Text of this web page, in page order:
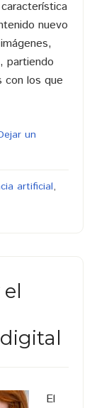
nuevo
partiendo
con los que
un
artificial,
El